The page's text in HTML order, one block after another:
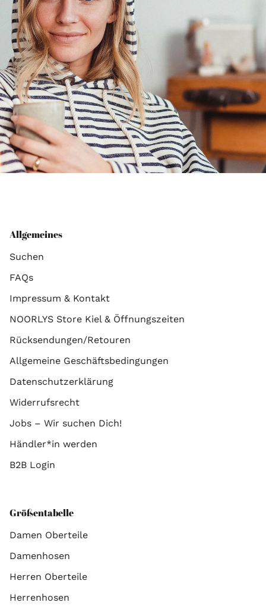
Allgemeines
Suchen
FAQs
Impressum & Kontakt
NOORLYS Store Kiel & Öffnungszeiten
Rücksendungen/Retouren
Allgemeine Geschäftsbedingungen
Datenschutzerklärung
Widerrufsrecht
Jobs – Wir suchen Dich!
Händler*in werden
B2B Login
Größentabelle
Damen Oberteile
Damenhosen
Herren Oberteile
Herrenhosen